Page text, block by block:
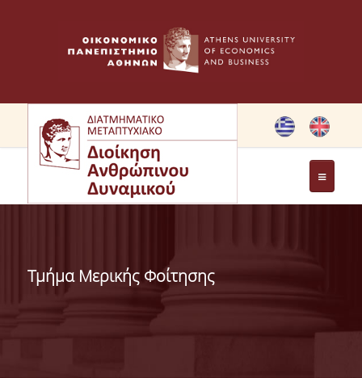
ΧΑΙΡΕΤΙΣΜΟΣ ΔΙΕΥΘΥΝΤΡΙΑΣ ΔΠΜΣ
ΧΑΙΡΕΤΙΣΜΟΣ ΙΔΡΥΤΡΙΑΣ
Τμήμα Μερικής Φοίτησης